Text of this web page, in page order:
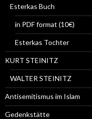
Esterkas Buch
in PDF format (10€)
Esterkas Tochter
KURT STEINITZ
WALTER STEINITZ
Antisemitismus im Islam
Gedenkstätte